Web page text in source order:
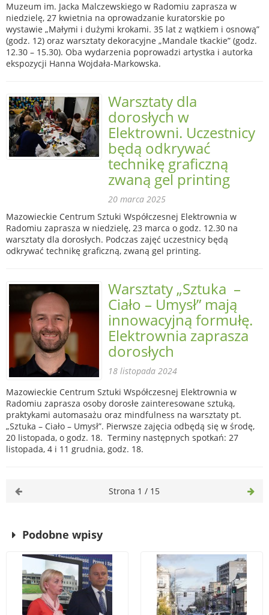
Muzeum im. Jacka Malczewskiego w Radomiu zaprasza w
niedzielę, 27 kwietnia na oprowadzanie kuratorskie po
wystawie „Małymi i dużymi krokami. 35 lat z wątkiem i osnową”
(godz. 12) oraz warsztaty dekoracyjne „Mandale tkackie” (godz.
12.30 – 15.30). Oba wydarzenia poprowadzi artystka i autorka
ekspozycji Hanna Wojdała-Markowska.
Warsztaty dla
dorosłych w
Elektrowni. Uczestnicy
będą odkrywać
technikę graficzną
zwaną gel printing
20 marca 2025
Mazowieckie Centrum Sztuki Współczesnej Elektrownia w
Radomiu zaprasza w niedzielę, 23 marca o godz. 12.30 na
warsztaty dla dorosłych. Podczas zajęć uczestnicy będą
odkrywać technikę graficzną, zwaną gel printing.
Warsztaty „Sztuka –
Ciało – Umysł” mają
innowacyjną formułę.
Elektrownia zaprasza
dorosłych
18 listopada 2024
Mazowieckie Centrum Sztuki Współczesnej Elektrownia w
Radomiu zaprasza osoby dorosłe zainteresowane sztuką,
praktykami automasażu oraz mindfulness na warsztaty pt.
„Sztuka – Ciało – Umysł”. Pierwsze zajęcia odbędą się w środę,
20 listopada, o godz. 18. Terminy następnych spotkań: 27
listopada, 4 i 11 grudnia, godz. 18.
Strona 1 / 15
Podobne wpisy